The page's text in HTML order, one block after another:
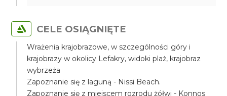
CELE OSIĄGNIĘTE
Wrażenia krajobrazowe, w szczególności góry i
krajobrazy w okolicy Lefakry, widoki plaż, krajobraz
wybrzeża
Zapoznanie się z laguną - Nissi Beach.
Zapoznanie się z miejscem rozrodu żółwi - Konnos